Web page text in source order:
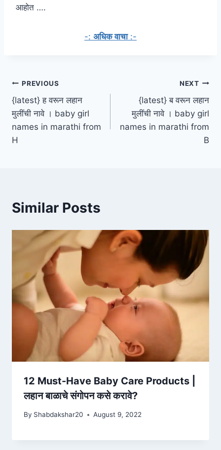
आहोत ….
-: अधिक वाचा:-
Post
navigation
PREVIOUS
{latest} ह वरून लहान
मुलींची नावे । baby girl
names in marathi from
H
NEXT
{latest} ब वरून लहान
मुलींची नावे । baby girl
names in marathi from
B
Similar Posts
12 Must-Have Baby Care Products |
लहान बाळाचे संगोपन कसे करावे?
By Shabdakshar20 August 9, 2022